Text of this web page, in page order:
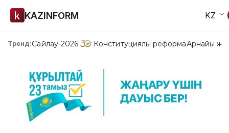
KAZINFORM KZ
Тренд:Сайлау-2026 Конституциялық реформаАрнайы